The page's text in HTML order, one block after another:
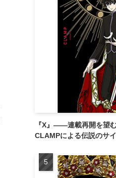
『X』——連載再開を望
CLAMPによる伝説のサ